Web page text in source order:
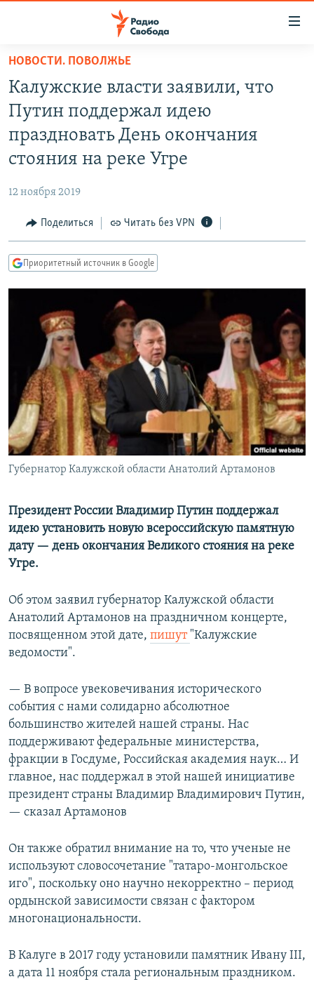
упрощенного
доступа
Вернуться
основному
содержанию
навигации
Вернутся
ПОДКАСТЫ
АВТОРСКИЕ ПРОЕКТЫ
КУЛЬТУРА
IDEL.РЕАЛИИ
КАВКАЗ.РЕАЛИИ
РАСПИСАНИЕ ВЕЩАНИЯ
ПОДПИШИТЕСЬ НА РАССЫЛКУ
СОЦИАЛЬНЫЕ СЕТИ
НОВОСТИ. ПОВОЛЖЬЕ
Калужские власти заявили, что
Путин поддержал идею
праздновать День окончания
стояния на реке Угре
12 ноября 2019
Поделиться Читать без VPN
Приоритетный источник в Google
Губернатор Калужской области Анатолий Артамонов
Президент России Владимир Путин поддержал
идею установить новую всероссийскую памятную
дату — день окончания Великого стояния на реке
Угре.
Об этом заявил губернатор Калужской области
Анатолий Артамонов на праздничном концерте,
посвященном этой дате, пишут "Калужские
ведомости".
— В вопросе увековечивания исторического
события с нами солидарно абсолютное
большинство жителей нашей страны. Нас
поддерживают федеральные министерства,
фракции в Госдуме, Российская академия наук… И
главное, нас поддержал в этой нашей инициативе
президент страны Владимир Владимирович Путин,
— сказал Артамонов
Он также обратил внимание на то, что ученые не
используют словосочетание "татаро-монгольское
иго", поскольку оно научно некорректно – период
ордынской зависимости связан с фактором
многонациональности.
В Калуге в 2017 году установили памятник Ивану III,
а дата 11 ноября стала региональным праздником.